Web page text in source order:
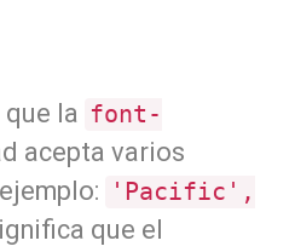
que la font-
acepta varios
'Pacific',
que el